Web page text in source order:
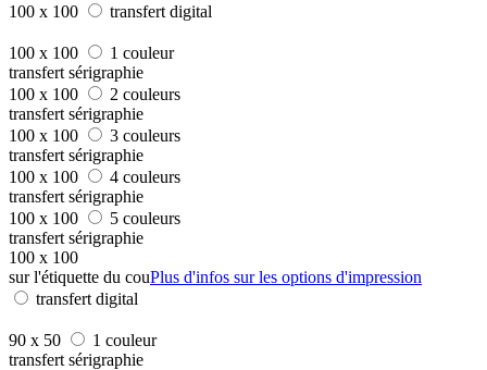
100 x 100
transfert digital
100 x 100
1 couleur
transfert sérigraphie
100 x 100
2 couleurs
transfert sérigraphie
100 x 100
3 couleurs
transfert sérigraphie
100 x 100
4 couleurs
transfert sérigraphie
100 x 100
5 couleurs
transfert sérigraphie
100 x 100
sur l'étiquette du couPlus d'infos sur les options d'impression
transfert digital
90 x 50
1 couleur
transfert sérigraphie